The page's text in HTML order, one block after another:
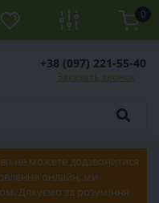
0
+38 (097) 221-55-40
Заказать звонок
не можете додзвонитися
онлайн, ми
Дякуємо за розуміння